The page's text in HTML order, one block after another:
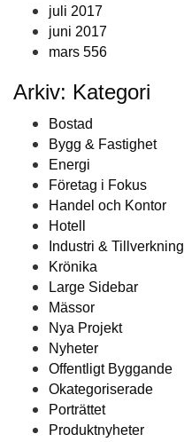
juli 2017
juni 2017
mars 556
Arkiv: Kategori
Bostad
Bygg & Fastighet
Energi
Företag i Fokus
Handel och Kontor
Hotell
Industri & Tillverkning
Krönika
Large Sidebar
Mässor
Nya Projekt
Nyheter
Offentligt Byggande
Okategoriserade
Porträttet
Produktnyheter